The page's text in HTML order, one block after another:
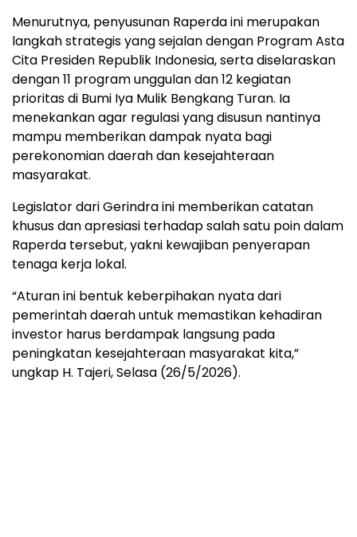
Menurutnya, penyusunan Raperda ini merupakan
langkah strategis yang sejalan dengan Program Asta
Cita Presiden Republik Indonesia, serta diselaraskan
dengan 11 program unggulan dan 12 kegiatan
prioritas di Bumi Iya Mulik Bengkang Turan. Ia
menekankan agar regulasi yang disusun nantinya
mampu memberikan dampak nyata bagi
perekonomian daerah dan kesejahteraan
masyarakat.
Legislator dari Gerindra ini memberikan catatan
khusus dan apresiasi terhadap salah satu poin dalam
Raperda tersebut, yakni kewajiban penyerapan
tenaga kerja lokal.
“Aturan ini bentuk keberpihakan nyata dari
pemerintah daerah untuk memastikan kehadiran
investor harus berdampak langsung pada
peningkatan kesejahteraan masyarakat kita,”
ungkap H. Tajeri, Selasa (26/5/2026).